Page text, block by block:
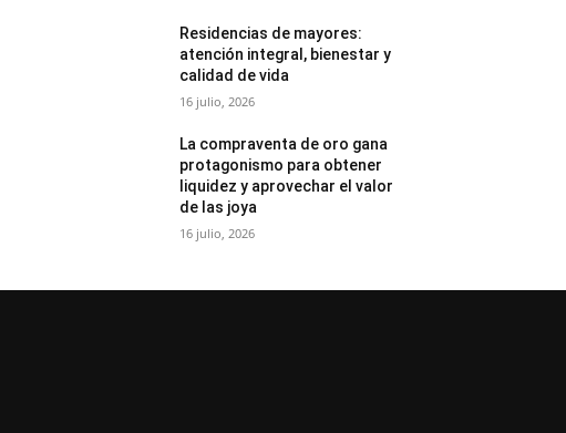
Residencias de mayores:
atención integral, bienestar y
calidad de vida
16 julio, 2026
La compraventa de oro gana
protagonismo para obtener
liquidez y aprovechar el valor
de las joya
16 julio, 2026